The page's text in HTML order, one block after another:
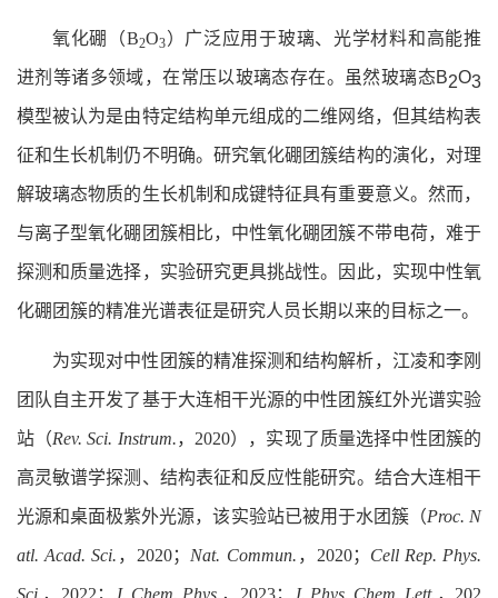
氧化硼（B2O3）广泛应用于玻璃、光学材料和高能推
进剂等诸多领域，在常压以玻璃态存在。虽然玻璃态B2O3
模型被认为是由特定结构单元组成的二维网络，但其结构表
征和生长机制仍不明确。研究氧化硼团簇结构的演化，对理
解玻璃态物质的生长机制和成键特征具有重要意义。 然而，
与离子型氧化硼团簇相比，中性氧化硼团簇不带电荷，难于
探测和质量选择，实验研究更具挑战性。因此，实现中性氧
化硼团簇的精准光谱表征是研究人员长期以来的目标之一。
为实现对中性团簇的精准探测和结构解析，江凌和李刚
团队自主开发了基于大连相干光源的中性团簇红外光谱实验
站（Rev. Sci. Instrum.，2020），实现了质量选择中性团簇的
高灵敏谱学探测、结构表征和反应性能研究。结合大连相干
光源和桌面极紫外光源，该实验站已被用于水团簇（Proc. N
atl. Acad. Sci. ，2020； Nat. Commun. ，2020； Cell Rep. Phys.